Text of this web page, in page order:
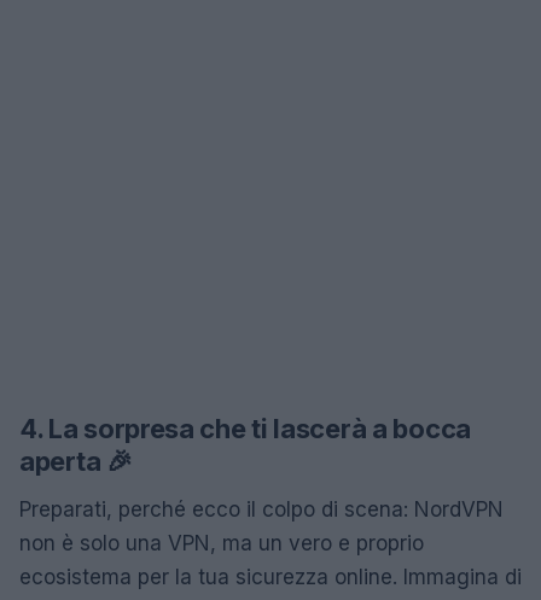
4. La sorpresa che ti lascerà a bocca
aperta 🎉
Preparati, perché ecco il colpo di scena: NordVPN
non è solo una VPN, ma un vero e proprio
ecosistema per la tua sicurezza online. Immagina di